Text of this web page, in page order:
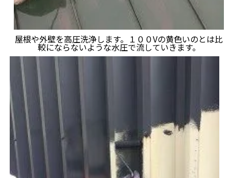
屋根や外壁を高圧洗浄します。１００Vの黄色いのとは比
較にならないような水圧で流していきます。